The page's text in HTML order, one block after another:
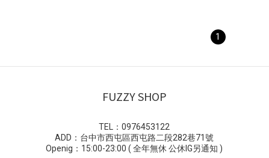
1
FUZZY SHOP
TEL：0976453122
ADD：台中市西屯區西屯路二段282巷71號
Openig：15:00-23:00 ( 全年無休 公休IG另通知 )